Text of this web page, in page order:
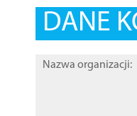
DANE
Nazwa organizacji: